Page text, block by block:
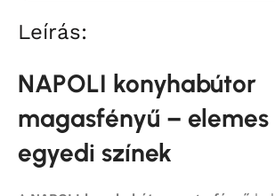
Leírás:
NAPOLI konyhabútor
magasfényű – elemes
egyedi színek